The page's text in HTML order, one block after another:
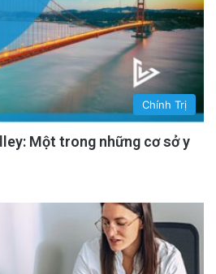
Chính Trị
Một trong những cơ sở y